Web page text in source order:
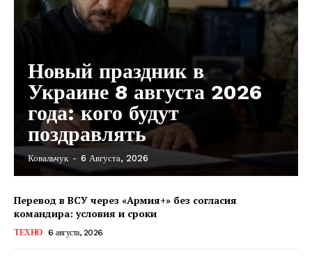
Новый праздник в
Украине 8 августа 2026
года: кого будут
поздравлять
Ковальчук - 6 Августа, 2026
Перевод в ВСУ через «Армия+» без согласия
командира: условия и сроки
ТЕХНО 6 августа, 2026